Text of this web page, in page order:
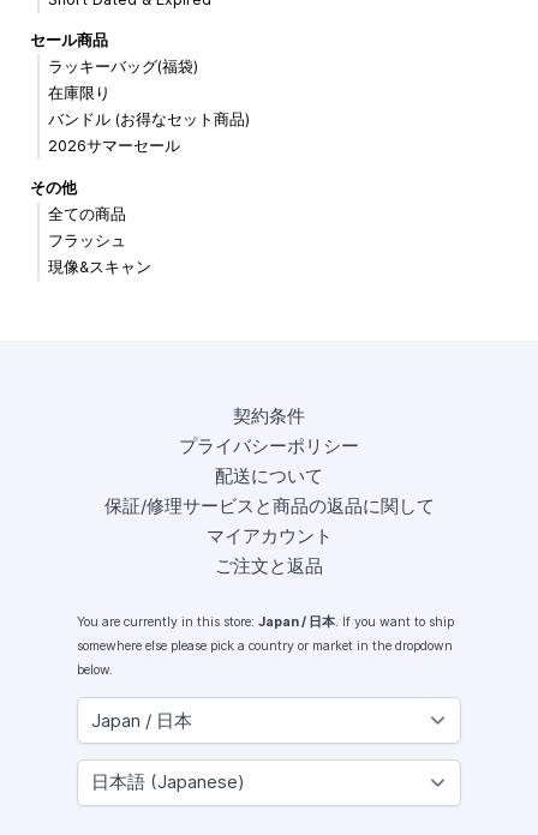
セール商品
ラッキーバッグ(福袋)
在庫限り
バンドル (お得なセット商品)
2026サマーセール
その他
全ての商品
フラッシュ
現像&スキャン
契約条件
プライバシーポリシー
配送について
保証/修理サービスと商品の返品に関して
マイアカウント
ご注文と返品
You are currently in this store: Japan / 日本. If you want to ship
somewhere else please pick a country or market in the dropdown
below.